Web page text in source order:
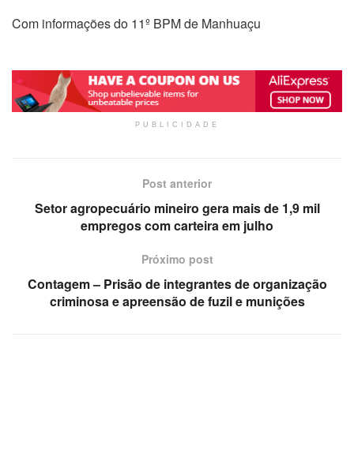
Com informações do 11º BPM de Manhuaçu
PUBLICIDADE
Post anterior
Setor agropecuário mineiro gera mais de 1,9 mil
empregos com carteira em julho
Próximo post
Contagem – Prisão de integrantes de organização
criminosa e apreensão de fuzil e munições